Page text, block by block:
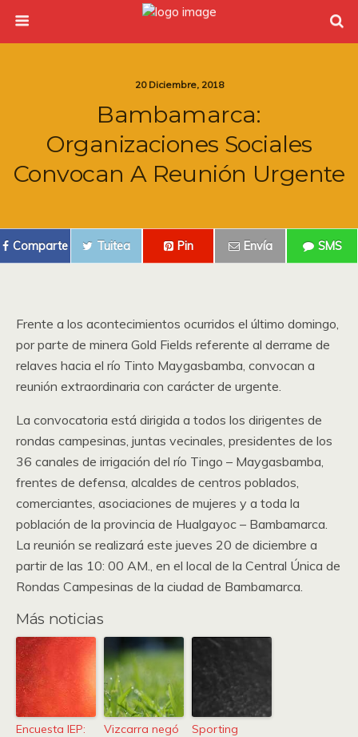
20 Diciembre, 2018
Bambamarca:
Organizaciones Sociales
Convocan A Reunión Urgente
Comparte Tuitea Pin Envía SMS
Frente a los acontecimientos ocurridos el último domingo,
por parte de minera Gold Fields referente al derrame de
relaves hacia el río Tinto Maygasbamba, convocan a
reunión extraordinaria con carácter de urgente.
La convocatoria está dirigida a todos los dirigentes de
rondas campesinas, juntas vecinales, presidentes de los
36 canales de irrigación del río Tingo – Maygasbamba,
frentes de defensa, alcaldes de centros poblados,
comerciantes, asociaciones de mujeres y a toda la
población de la provincia de Hualgayoc – Bambamarca.
La reunión se realizará este jueves 20 de diciembre a
partir de las 10: 00 AM., en el local de la Central Única de
Rondas Campesinas de la ciudad de Bambamarca.
Más noticias
Encuesta IEP:
Vizcarra negó
Sporting